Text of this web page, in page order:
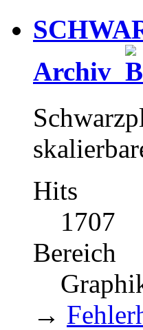
Archiv
Hits
1707
Bereich
→